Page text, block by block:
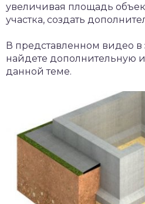
увеличивая площадь
участка, создать
В представленном видео в
найдете дополнительную
данной теме.